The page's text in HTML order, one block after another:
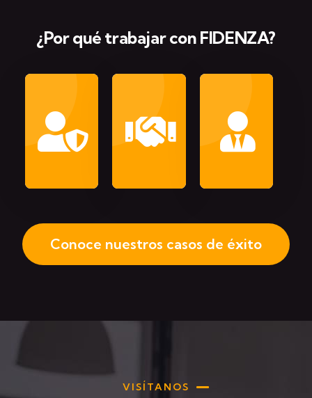
¿Por qué trabajar con FIDENZA?
Atención
Personalizada
Confianza
Garantizada
Conoce nuestros casos de éxito
VISÍTANOS